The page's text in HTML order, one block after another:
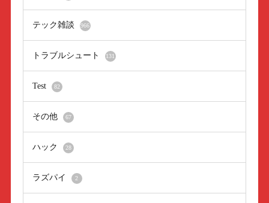
テック雑談 966
トラブルシュート 131
Test 82
その他 67
ハック 28
ラズパイ 2